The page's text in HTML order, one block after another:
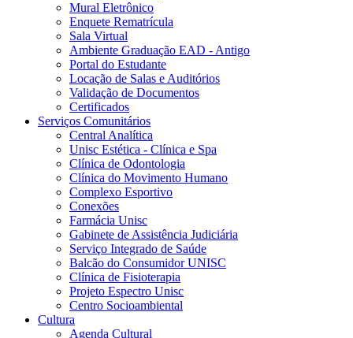
Mural Eletrônico
Enquete Rematrícula
Sala Virtual
Ambiente Graduação EAD - Antigo
Portal do Estudante
Locação de Salas e Auditórios
Validação de Documentos
Certificados
Serviços Comunitários
Central Analítica
Unisc Estética - Clínica e Spa
Clínica de Odontologia
Clínica do Movimento Humano
Complexo Esportivo
Conexões
Farmácia Unisc
Gabinete de Assistência Judiciária
Serviço Integrado de Saúde
Balcão do Consumidor UNISC
Clínica de Fisioterapia
Projeto Espectro Unisc
Centro Socioambiental
Cultura
Agenda Cultural